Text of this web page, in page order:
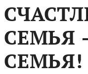
СЕМЬЯ
СЕМЬЯ!